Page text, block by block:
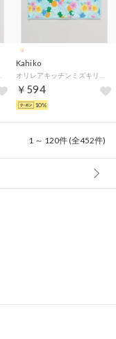
Kahiko
￥594
10%
1 ～ 120件 (全452件)